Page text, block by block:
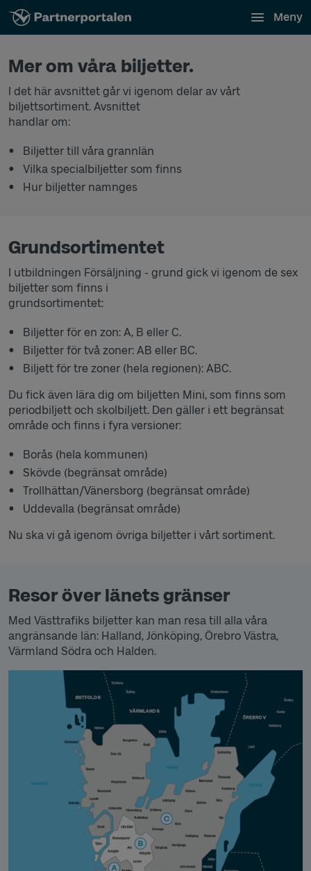
Meny
Mer om våra biljetter.
I det här avsnittet går vi igenom delar av vårt
biljettsortiment. Avsnittet
handlar om:
Biljetter till våra grannlän
Vilka specialbiljetter som finns
Hur biljetter namnges
Grundsortimentet
I utbildningen Försäljning - grund gick vi igenom de sex
biljetter som finns i
grundsortimentet:
Biljetter för en zon: A, B eller C.
Biljetter för två zoner: AB eller BC.
Biljett för tre zoner (hela regionen): ABC.
Du fick även lära dig om biljetten Mini, som finns som
periodbiljett och skolbiljett. Den gäller i ett begränsat
område och finns i fyra versioner:
Borås (hela kommunen)
Skövde (begränsat område)
Trollhättan/Vänersborg (begränsat område)
Uddevalla (begränsat område)
Nu ska vi gå igenom övriga biljetter i vårt sortiment.
Resor över länets gränser
Med Västtrafiks biljetter kan man resa till alla våra
angränsande län: Halland, Jönköping, Örebro Västra,
Värmland Södra och Halden.